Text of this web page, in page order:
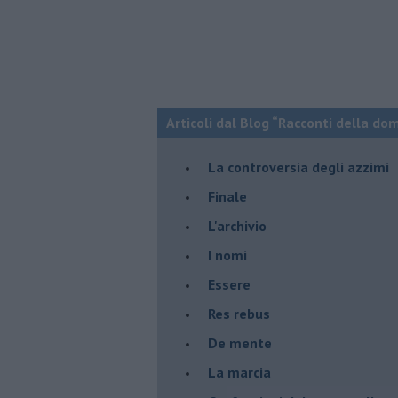
Articoli dal Blog “Racconti della
La controversia degli azzimi
Finale
L'archivio
I nomi
Essere
Res rebus
De mente
La marcia